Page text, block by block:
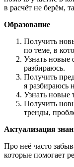
в расчёт не берём,
Образование
Получить
по теме, в
Узнать новые
разбираюсь.
Получить
я разбираюсь
Узнать новые
Получить
тренды,
Актуализация
Про неё часто
которые помогает